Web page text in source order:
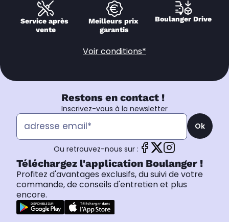
Service après
vente
Meilleurs prix
garantis
Boulanger Drive
Voir conditions*
Restons en contact !
Inscrivez-vous à la newsletter
Ok
Ou retrouvez-nous sur :
Téléchargez l'application Boulanger !
Profitez d'avantages exclusifs, du suivi de votre
commande, de conseils d'entretien et plus
encore.